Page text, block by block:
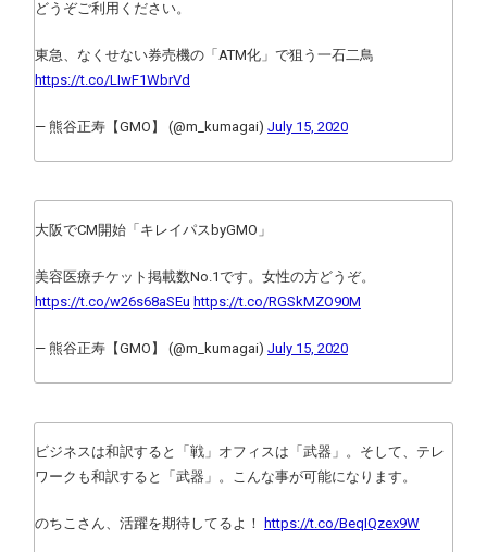
どうぞご利用ください。
東急、なくせない券売機の「ATM化」で狙う一石二鳥
https://t.co/LIwF1WbrVd
— 熊谷正寿【GMO】 (@m_kumagai) July 15, 2020
大阪でCM開始「キレイパスbyGMO」
美容医療チケット掲載数No.1です。女性の方どうぞ。
https://t.co/w26s68aSEu https://t.co/RGSkMZO90M
— 熊谷正寿【GMO】 (@m_kumagai) July 15, 2020
ビジネスは和訳すると「戦」オフィスは「武器」。そして、テレ
ワークも和訳すると「武器」。こんな事が可能になります。
のちこさん、活躍を期待してるよ！ https://t.co/BeqIQzex9W